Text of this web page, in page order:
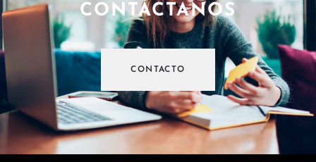
CONTÁCTANOS
CONTACTO